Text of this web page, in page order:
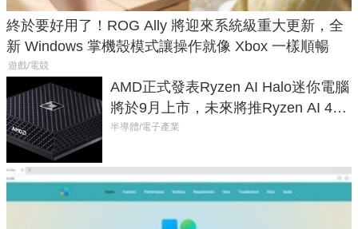
終於要好用了！ROG Ally 將迎來系統級重大更新，全
新 Windows 掌機殼模式讓操作就像 Xbox 一樣順暢
遊戲/電競
AMD正式發表Ryzen AI Halo迷你電腦
將於9月上市，未來將推Ryzen AI 400
Max系列處理器與對應升級版
半導體/電子產業